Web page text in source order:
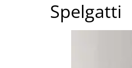
Spelgatti